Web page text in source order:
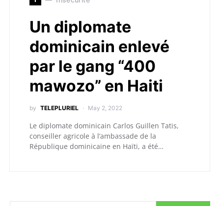
Un diplomate
dominicain enlevé
par le gang “400
mawozo” en Haiti
by TELEPLURIEL May 2, 2022
Le diplomate dominicain Carlos Guillen Tatis,
conseiller agricole à l’ambassade de la
République dominicaine en Haïti, a été…